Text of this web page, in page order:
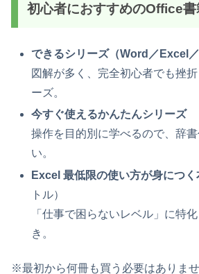
初心者におすすめのOffice書
できるシリーズ（Word／Excel
図解が多く、完全初心者でも挫
ーズ。
今すぐ使えるかんたんシリーズ
操作を目的別に学べるので、辞
い。
Excel 最低限の使い方が身につく
トル）
「仕事で困らないレベル」に特
き。
※最初から何冊も買う必要はありませ